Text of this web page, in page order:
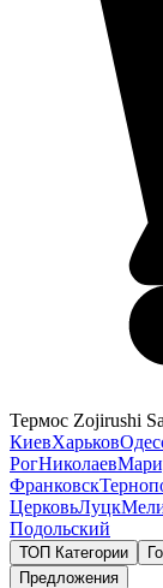
Термос Zojirushi
КиевХарьков
РогНиколаев
Франковск
ЦерковьЛуцк
Подольский
ТОП Категории
Предложения